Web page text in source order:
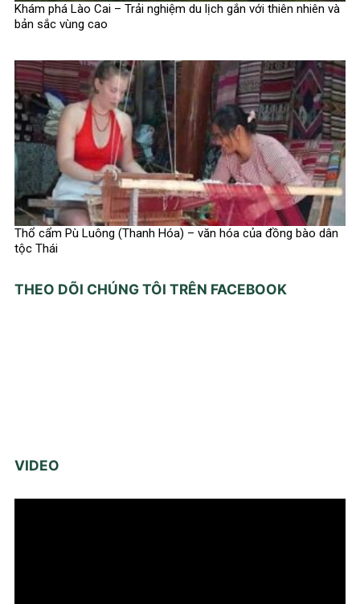
Khám phá Lào Cai – Trải nghiệm du lịch gắn với thiên nhiên và
bản sắc vùng cao
Thổ cẩm Pù Luông (Thanh Hóa) – văn hóa của đồng bào dân
tộc Thái
THEO DÕI CHÚNG TÔI TRÊN FACEBOOK
VIDEO